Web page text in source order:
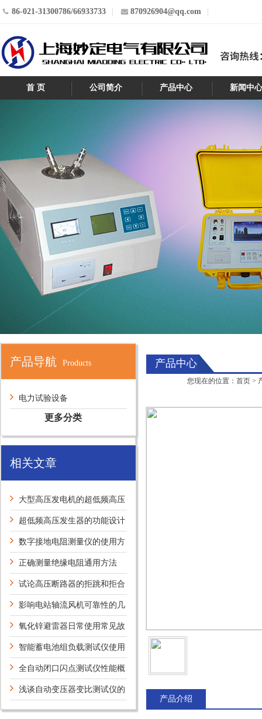
86-021-31300786/66933733 870926904@qq.com
首 页 公司简介 产品中心 新闻中
产品导航 Products
电力试验设备
更多分类
相关文章
大型高压发电机的超低频高压
发生器有什么试验方法？
超低频高压发生器的功能设计
特性有哪些？
数字接地电阻测量仪的使用方
法 正确测量绝缘电阻通用方法
试论高压断路器的拒跳和拒合
的原因和解决方法
影响电站轴流风机可靠性的几
个因素及防范对策
氧化锌避雷器日常使用常见故
障与防范措施
智能蓄电池组负载测试仪使用
方法安装与使用
全自动闭口闪点测试仪性能概
述 浅谈自动变压器变比测试仪的
贮存与运输
产品中心
您现在的位置： 首页 >
产品介绍